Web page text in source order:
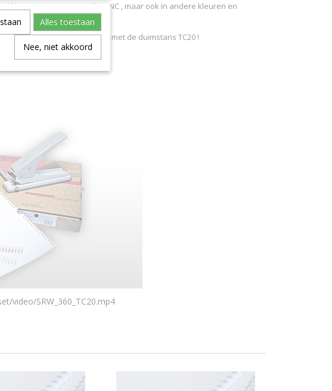
kleuren wit, zwart en zilver NC , maar ook in andere kleuren en
de Renz SRW 360 , samen met de duimstans TC20 !
video/SRW_360_TC20.mp4
Alles toestaan
Nee, niet akkoord